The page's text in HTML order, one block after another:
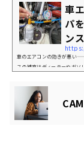
ャンピ
車
パ
ン
車のエアコンの効きが悪い
スの補充はディーラーやガソ
介。ディーラーやガソリン
現在の情報です。最新情報
アコンガスの補充はなぜ必